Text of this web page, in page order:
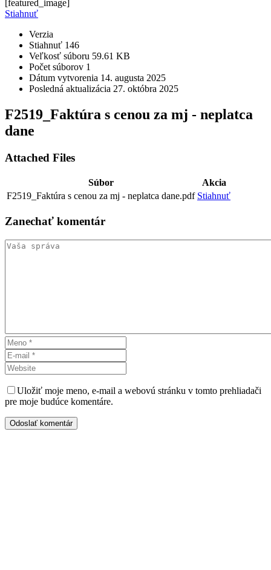
[featured_image]
Stiahnuť
Verzia
Stiahnuť 146
Veľkosť súboru 59.61 KB
Počet súborov 1
Dátum vytvorenia 14. augusta 2025
Posledná aktualizácia 27. októbra 2025
F2519_Faktúra s cenou za mj - neplatca
dane
Attached Files
Súbor
Akcia
F2519_Faktúra s cenou za mj - neplatca dane.pdf Stiahnuť
Zanechať komentár
Uložiť moje meno, e-mail a webovú stránku v tomto prehliadači
pre moje budúce komentáre.
Odoslať komentár